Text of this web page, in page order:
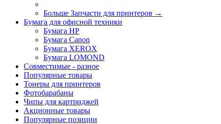
Больше Запчасти для принтеров →
Бумага для офисной техники
Бумага HP
Бумага Canon
Бумага XEROX
Бумага LOMOND
Совместимые - разное
Популярные товары
Тонеры для принтеров
Фотобарабаны
Чипы для картриджей
Акционные товары
Популярные позиции